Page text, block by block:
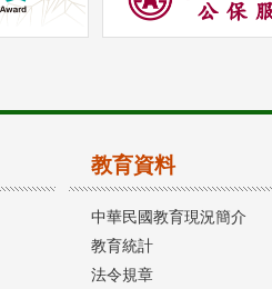
教育資料
中華民國教育現況簡介
教育統計
法令規章